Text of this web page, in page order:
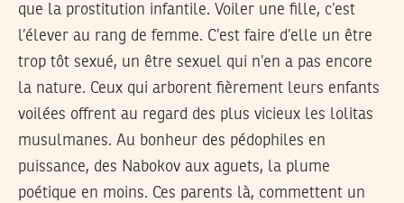
que la prostitution infantile. Voiler une fille, c’est
l’élever au rang de femme. C’est faire d’elle un être
trop tôt sexué, un être sexuel qui n’en a pas encore
la nature. Ceux qui arborent fièrement leurs enfants
voilées offrent au regard des plus vicieux les lolitas
musulmanes. Au bonheur des pédophiles en
puissance, des Nabokov aux aguets, la plume
poétique en moins. Ces parents là, commettent un